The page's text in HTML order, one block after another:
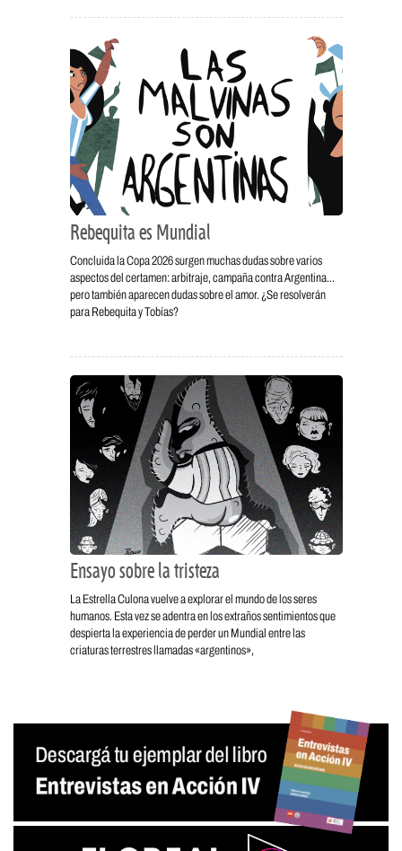
Rebequita es Mundial
Concluida la Copa 2026 surgen muchas dudas sobre varios
aspectos del certamen: arbitraje, campaña contra Argentina…
pero también aparecen dudas sobre el amor. ¿Se resolverán
para Rebequita y Tobías?
Ensayo sobre la tristeza
La Estrella Culona vuelve a explorar el mundo de los seres
humanos. Esta vez se adentra en los extraños sentimientos que
despierta la experiencia de perder un Mundial entre las
criaturas terrestres llamadas «argentinos»,